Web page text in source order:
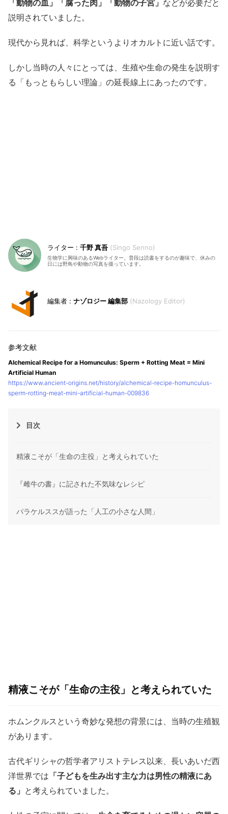
「動物の血」「腐った肉」「動物の子宮」 などが必要だと
説明されていました。
現代から見れば、科学というよりオカルトに近い話です。
しかし当時の人々にとっては、生殖や生命の発生を説明す
る「もっともらしい理論」の延長線上にあったのです。
千野 真吾 Singo Senno
生物学に興味のあるWebライター。普段は読書をするのが趣味で、休みの
日には野鳥や動物の写真を撮っています。
ナゾロジー 編集部 Nazology Editor
Alchemical Recipe for a Homunculus: Sperm + Rotting Meat = Mini
Artificial Human
https://www.ancient-origins.net/history/alchemical-recipe-homunculus-
sperm-rotting-meat-mini-artificial-human-009836
目次
精液こそが「生命の主役」と考えられていた
『雌牛の書』に記された不気味なレシピ
パラケルススが語った「人工の小さな人間」
精液こそが「生命の主役」と考えられていた
ホムンクルスという奇妙な発想の背景には、当時の生殖観
があります。
古代ギリシャの哲学者アリストテレス以来、長いあいだ西
洋世界では 「子どもを生み出す主な力は男性の精液にあ
る」 と考えられていました。